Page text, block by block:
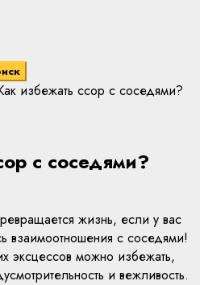
избежать ссор с соседями?
с соседями?
жизнь, если у вас
взаимоотношения с соседями!
эксцессов можно избежать,
и вежливость.